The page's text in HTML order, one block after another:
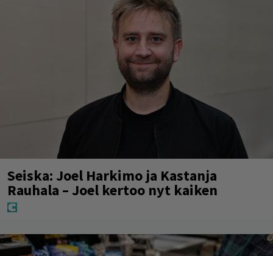
Seiska: Joel Harkimo ja Kastanja
Rauhala – Joel kertoo nyt kaiken